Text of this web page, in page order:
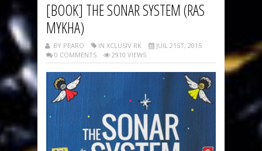
[BOOK] THE SONAR SYSTEM (RAS
MYKHA)
BY PEARO IN XCLUSIV RK
JUIL 21ST, 2015
0 COMMENTS
2910 VIEWS